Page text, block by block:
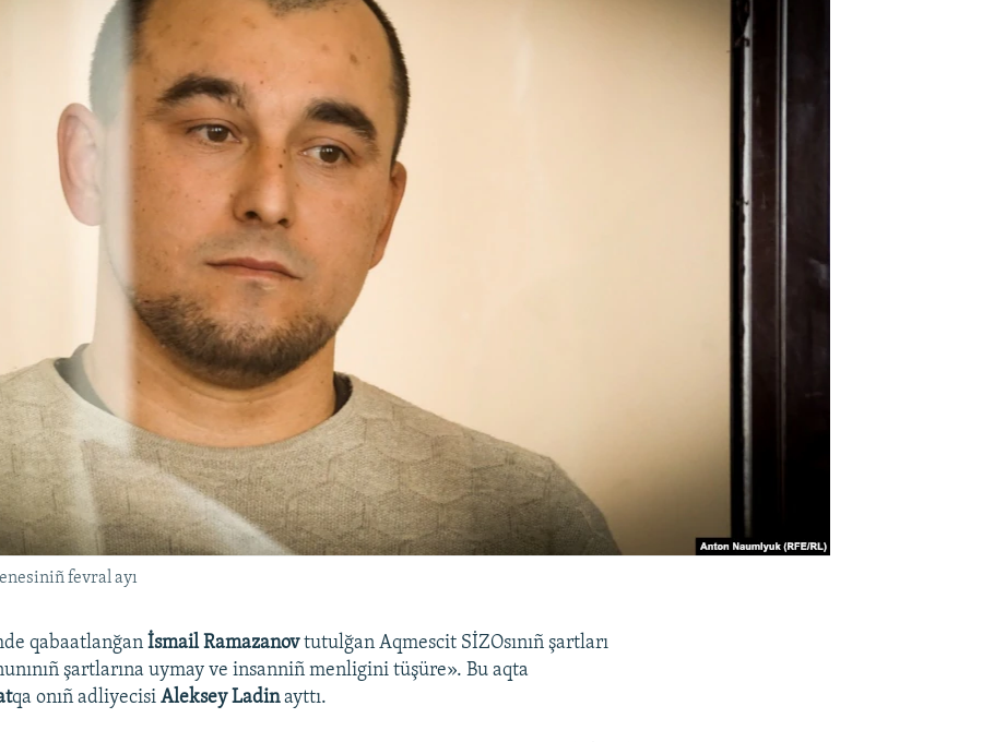
fevral ayı
qabaatlanğan İsmail Ramazanovtutulğan Aqmescit SİZOsınıñ şartları
şartlarına uymay ve insanniñ menligini tüşüre». Bu aqta
qa onıñ adliyecisiAleksey Ladinayttı.